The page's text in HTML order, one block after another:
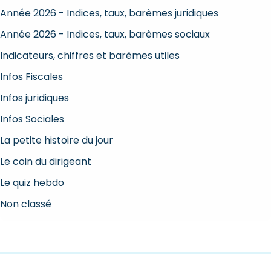
Année 2026 - Indices, taux, barèmes juridiques
Année 2026 - Indices, taux, barèmes sociaux
Indicateurs, chiffres et barèmes utiles
Infos Fiscales
Infos juridiques
Infos Sociales
La petite histoire du jour
Le coin du dirigeant
Le quiz hebdo
Non classé